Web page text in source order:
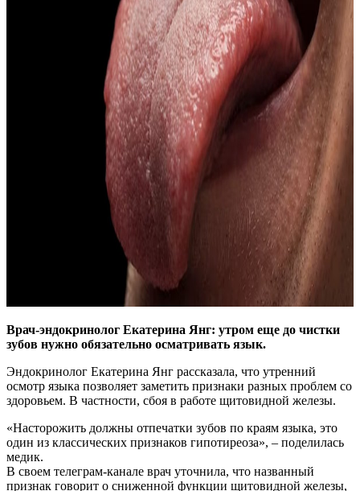
Врач-эндокринолог Екатерина Янг: утром еще до чистки
зубов нужно обязательно осматривать язык.
Эндокринолог Екатерина Янг рассказала, что утренний
осмотр языка позволяет заметить признаки разных проблем со
здоровьем. В частности, сбоя в работе щитовидной железы.
«Насторожить должны отпечатки зубов по краям языка, это
один из классических признаков гипотиреоза», – поделилась
медик.
В своем телеграм-канале врач уточнила, что названный
признак говорит о сниженной функции щитовидной железы,